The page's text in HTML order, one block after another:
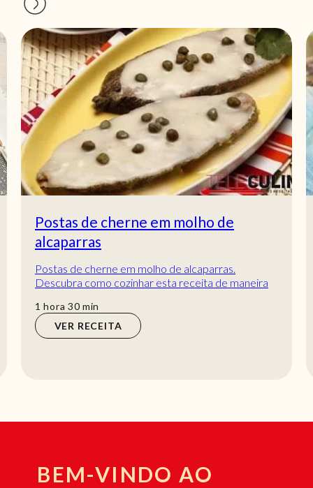
Postas de cherne em molho de
alcaparras
Postas de cherne em molho de alcaparras.
Descubra como cozinhar esta receita de maneira
1 hora
hora 30min
min
VER RECEITA
BEM-VINDO AO